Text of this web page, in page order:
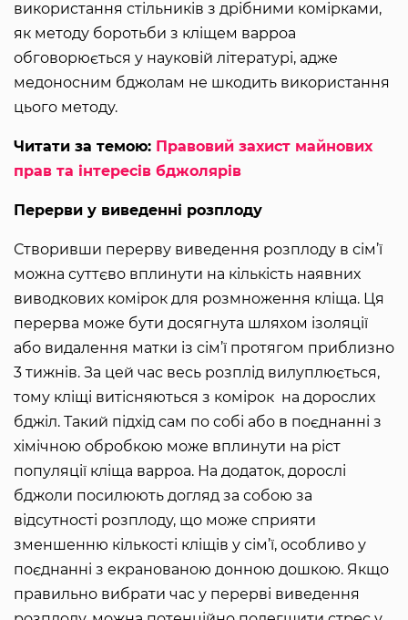
використання стільників з дрібними комірками,
як методу боротьби з кліщем варроа
обговорюється у науковій літературі, адже
медоносним бджолам не шкодить використання
цього методу.
Читати за темою: Правовий захист майнових
прав та інтересів бджолярів
Перерви у виведенні розплоду
Створивши перерву виведення розплоду в сім’ї
можна суттєво вплинути на кількість наявних
виводкових комірок для розмноження кліща. Ця
перерва може бути досягнута шляхом ізоляції
або видалення матки із сім’ї протягом приблизно
3 тижнів. За цей час весь розплід вилуплюється,
тому кліщі витісняються з комірок на дорослих
бджіл. Такий підхід сам по собі або в поєднанні з
хімічною обробкою може вплинути на ріст
популяції кліща варроа. На додаток, дорослі
бджоли посилюють догляд за собою за
відсутності розплоду, що може сприяти
зменшенню кількості кліщів у сім’ї, особливо у
поєднанні з екранованою донною дошкою. Якщо
правильно вибрати час у перерві виведення